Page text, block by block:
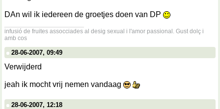
DAn wil ik iedereen de groetjes doen van DP
infusió de fruites assocciades al desig sexual i l'amor passional. Gust dolç i
amb cos
28-06-2007, 09:49
Verwijderd
jeah ik mocht vrij nemen vandaag
28-06-2007, 12:18